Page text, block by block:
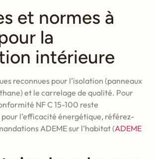
et normes à
la
intérieure
reconnues pour l’isolation (panneaux
et le carrelage de qualité. Pour
NF C 15-100 reste
l’efficacité énergétique, référez-
ADEME sur l’habitat (ADEME